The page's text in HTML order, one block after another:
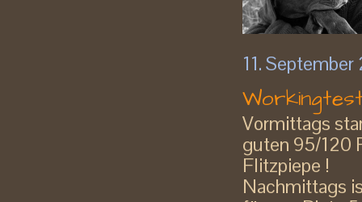
11.
Vormittags
guten 95/120
Flitzpiepe !
Nachmittags